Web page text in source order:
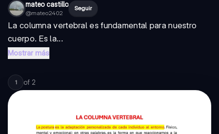
mateo castillo
@mateo2402
Seguir
La columna vertebral es fundamental para nuestro
cuerpo. Es la...
Mostrar más
1 of 2